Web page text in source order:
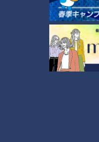
に打たないな”と思ったも
も振れてくるし、日本も2
きもよくなるし、振れて
んなもんでしょと思ったよ